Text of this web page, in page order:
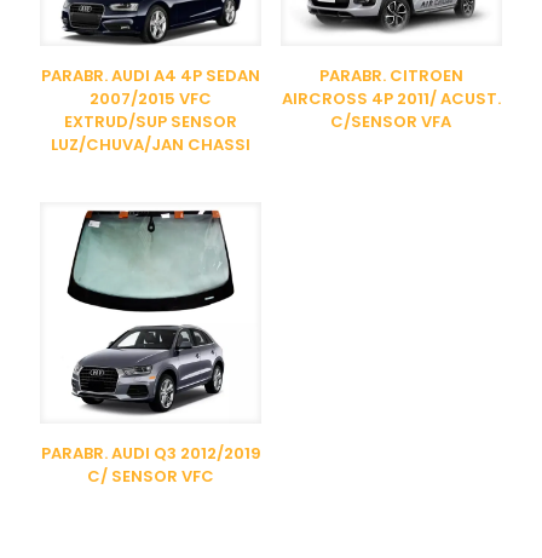
PARABR. AUDI A4 4P SEDAN
2007/2015 VFC
EXTRUD/SUP SENSOR
LUZ/CHUVA/JAN CHASSI
PARABR. CITROEN
AIRCROSS 4P 2011/ ACUST.
C/SENSOR VFA
PARABR. AUDI Q3 2012/2019
C/ SENSOR VFC